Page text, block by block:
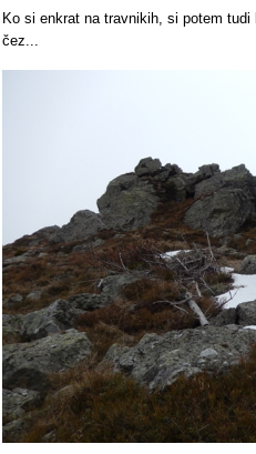
Ko si enkrat na travnikih, si potem
čez...